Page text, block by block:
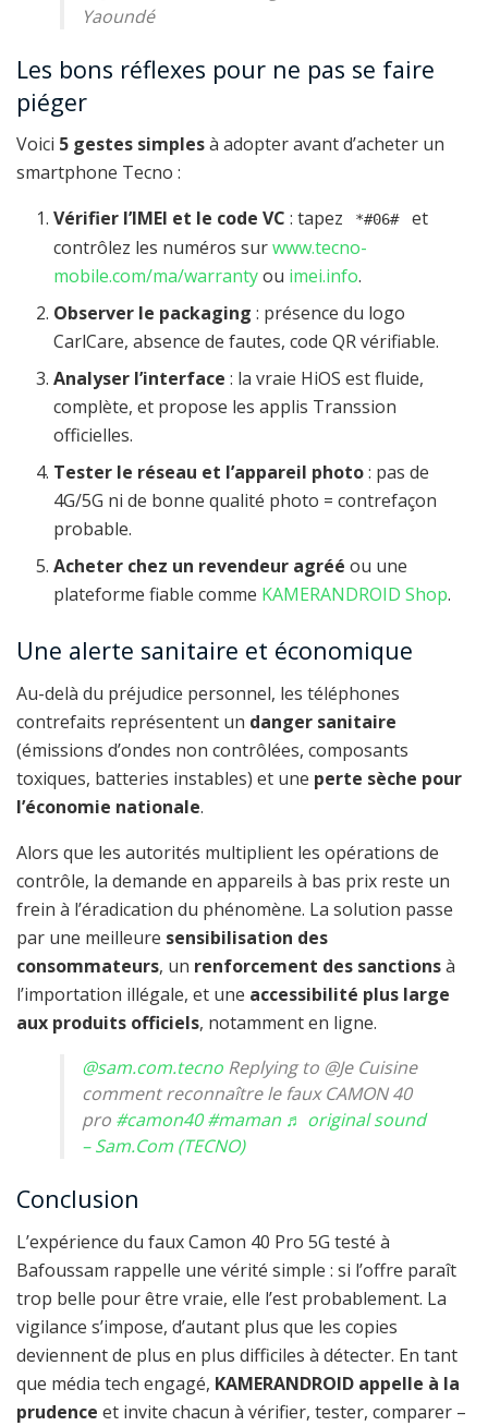
Yaoundé
Les bons réflexes pour ne pas se faire
piéger
Voici 5 gestes simplesà adopter avant d’acheter un
smartphone Tecno :
Vérifier l’IMEI et le code VC : tapez *#06#
et
contrôlez les numéros surwww.tecno-
mobile.com/ma/warrantyou imei.info.
Observer le packaging : présence du logo
CarlCare, absence de fautes, code QR vérifiable.
Analyser l’interface : la vraie HiOS est fluide,
complète, et propose les applis Transsion
officielles.
Tester le réseau et l’appareil photo: pas de
4G/5G ni de bonne qualité photo = contrefaçon
probable.
Acheter chez un revendeur agréé ou une
plateforme fiable comme KAMERANDROID Shop.
Une alerte sanitaire et économique
Au-delà du préjudice personnel, les téléphones
contrefaits représentent un danger sanitaire
(émissions d’ondes non contrôlées, composants
toxiques, batteries instables) et une perte sèche pour
l’économie nationale.
Alors que les autorités multiplient les opérations de
contrôle, la demande en appareils à bas prix reste un
frein à l’éradication du phénomène. La solution passe
par une meilleure sensibilisation des
consommateurs, un renforcement des sanctionsà
l’importation illégale, et une accessibilité plus large
aux produits officiels, notamment en ligne.
@sam.com.tecno Replying to @Je Cuisine
comment reconnaître le faux CAMON 40
pro #camon40 #maman ♬ original sound
– Sam.Com (TECNO)
Conclusion
L’expérience du faux Camon 40 Pro 5G testé à
Bafoussam rappelle une vérité simple : si l’offre paraît
trop belle pour être vraie, elle l’est probablement. La
vigilance s’impose, d’autant plus que les copies
deviennent de plus en plus difficiles à détecter. En tant
que média tech engagé, KAMERANDROID appelle à la
prudence et invite chacun à vérifier, tester, comparer –